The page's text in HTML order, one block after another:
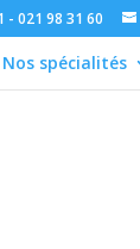
- 021 98 31 60
Nos spécialités